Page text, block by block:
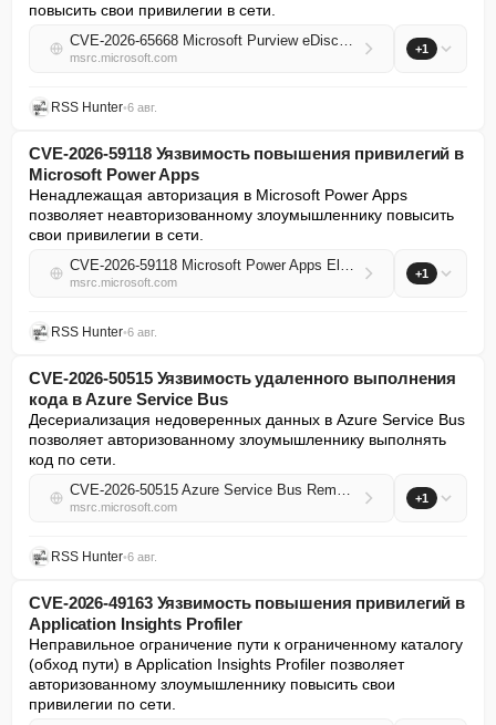
повысить свои привилегии в сети.
CVE-2026-65668 Microsoft Purview eDiscovery Elevation of Privilege Vulnerability
msrc.microsoft.com
+1
RSS Hunter•6 авг.
CVE-2026-59118 Уязвимость повышения привилегий в
Microsoft Power Apps
Ненадлежащая авторизация в Microsoft Power Apps
позволяет неавторизованному злоумышленнику повысить
свои привилегии в сети.
CVE-2026-59118 Microsoft Power Apps Elevation of Privilege Vulnerability
msrc.microsoft.com
+1
RSS Hunter•6 авг.
CVE-2026-50515 Уязвимость удаленного выполнения
кода в Azure Service Bus
Десериализация недоверенных данных в Azure Service Bus
позволяет авторизованному злоумышленнику выполнять
код по сети.
CVE-2026-50515 Azure Service Bus Remote Code Execution Vulnerability
msrc.microsoft.com
+1
RSS Hunter•6 авг.
CVE-2026-49163 Уязвимость повышения привилегий в
Application Insights Profiler
Неправильное ограничение пути к ограниченному каталогу
(обход пути) в Application Insights Profiler позволяет
авторизованному злоумышленнику повысить свои
привилегии по сети.